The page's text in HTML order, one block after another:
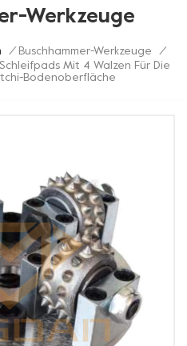
Werkzeuge
/ Buschhammer-Werkzeuge
/
Mit 4 Walzen Für Die
Bodenoberfläche